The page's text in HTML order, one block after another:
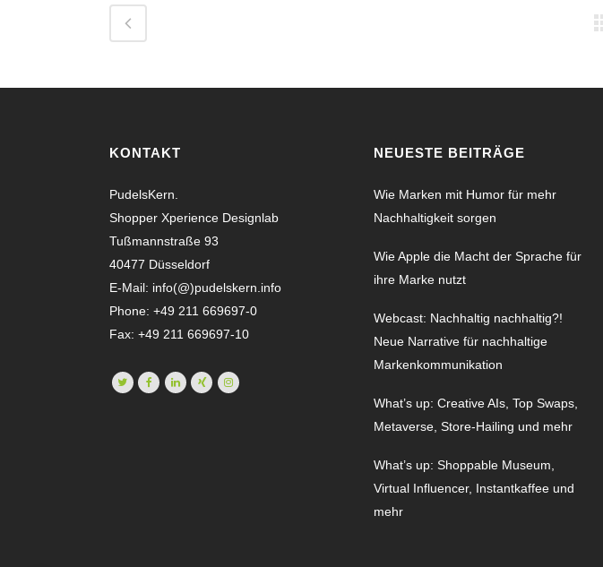
KONTAKT
PudelsKern.
Shopper Xperience Designlab
Tußmannstraße 93
40477 Düsseldorf
E-Mail: info(@)pudelskern.info
Phone: +49 211 669697-0
Fax: +49 211 669697-10
NEUESTE BEITRÄGE
Wie Marken mit Humor für mehr
Nachhaltigkeit sorgen
Wie Apple die Macht der Sprache für
ihre Marke nutzt
Webcast: Nachhaltig nachhaltig?!
Neue Narrative für nachhaltige
Markenkommunikation
What’s up: Creative AIs, Top Swaps,
Metaverse, Store-Hailing und mehr
What’s up: Shoppable Museum,
Virtual Influencer, Instantkaffee und
mehr